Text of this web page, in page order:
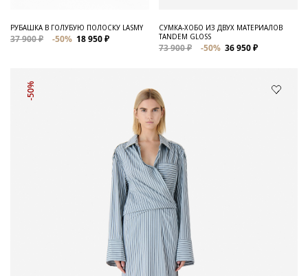
РУБАШКА В ГОЛУБУЮ ПОЛОСКУ LASMY
37 900 ₽ -50% 18 950 ₽
СУМКА-ХОБО ИЗ ДВУХ МАТЕРИАЛОВ
TANDEM GLOSS
73 900 ₽ -50% 36 950 ₽
-50%